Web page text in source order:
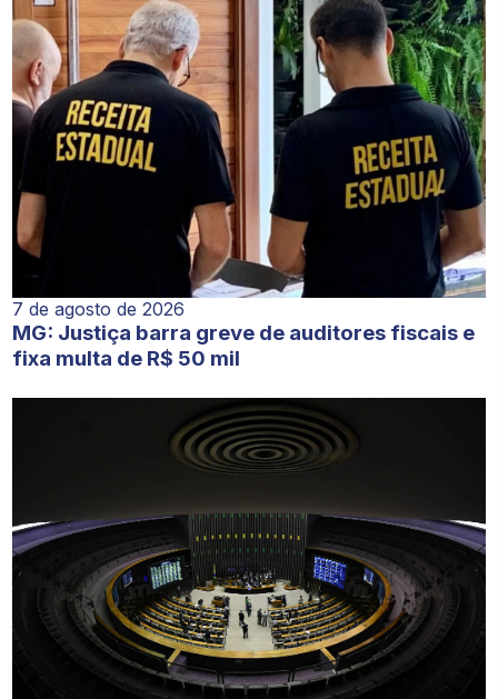
7 de agosto de 2026
MG: Justiça barra greve de auditores fiscais e
fixa multa de R$ 50 mil